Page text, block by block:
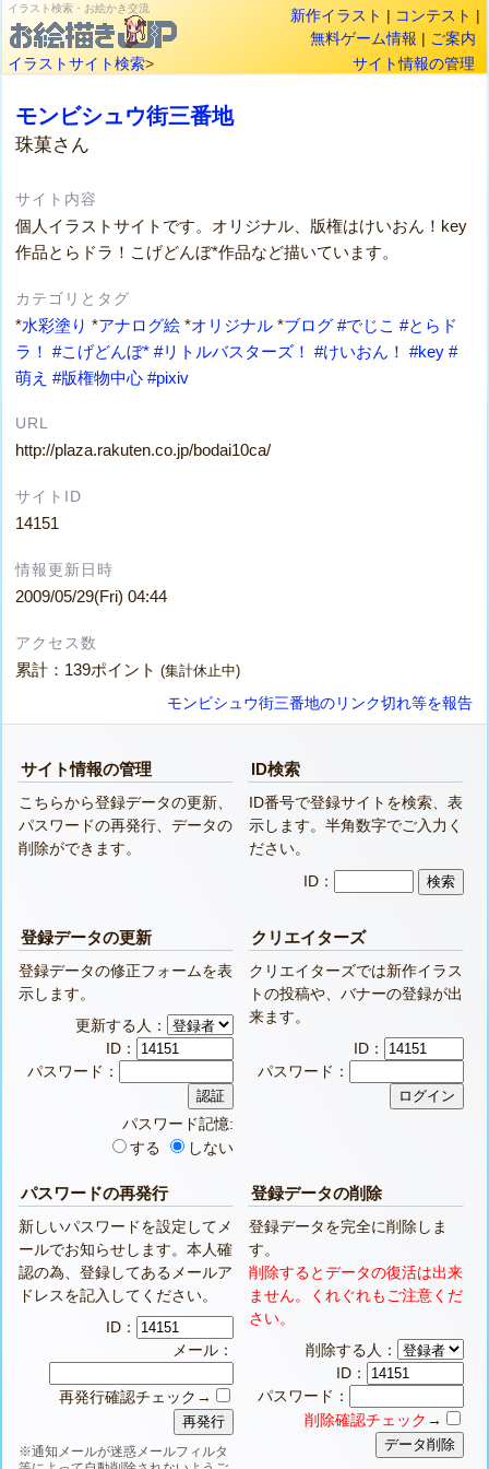
イラスト検索・お絵かき交流 新作イラスト | コンテスト |
無料ゲーム情報 | ご案内
イラストサイト検索> サイト情報の管理
モンビシュウ街三番地
珠菓さん
サイト内容
個人イラストサイトです。オリジナル、版権はけいおん！key
作品とらドラ！こげどんぼ*作品など描いています。
カテゴリとタグ
*水彩塗り *アナログ絵 *オリジナル *ブログ #でじこ #とらド
ラ！
#こげどんぼ* #リトルバスターズ！ #けいおん！ #key #
萌え #版権物中心 #pixiv
URL
http://plaza.rakuten.co.jp/bodai10ca/
サイトID
14151
情報更新日時
2009/05/29(Fri) 04:44
アクセス数
累計：139ポイント(集計休止中)
モンビシュウ街三番地のリンク切れ等を報告
サイト情報の管理
こちらから登録データの更新、
パスワードの再発行、データの
削除ができます。
ID検索
ID番号で登録サイトを検索、表
示します。半角数字でご入力く
ださい。
ID：
登録データの更新
登録データの修正フォームを表
示します。
更新する人：
ID：
パスワード：
パスワード記憶:
する
しない
クリエイターズ
クリエイターズでは新作イラス
トの投稿や、バナーの登録が出
来ます。
ID：
パスワード：
パスワードの再発行
新しいパスワードを設定してメ
ールでお知らせします。本人確
認の為、登録してあるメールア
ドレスを記入してください。
ID：
メール：
再発行確認チェック→
※通知メールが迷惑メールフィルタ
登録データの削除
登録データを完全に削除しま
す。
削除するとデータの復活は出来
ません。くれぐれもご注意くだ
さい。
削除する人：
ID：
パスワード：
削除確認チェック →